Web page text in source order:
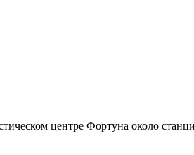
центре Фортуна около